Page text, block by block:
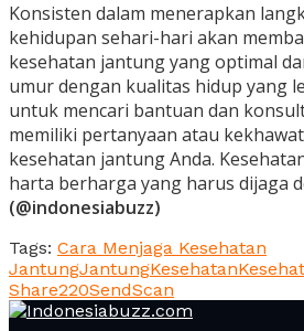
Konsisten dalam menerapkan
kehidupan sehari-hari akan
kesehatan jantung yang optimal
umur dengan kualitas hidup yang
untuk mencari bantuan dan
memiliki pertanyaan atau
kesehatan jantung Anda.
harta berharga yang harus dijaga
(@indonesiabuzz)
Tags: Cara Menjaga Kesehatan
JantungJantungKesehatan
Share220SendScan